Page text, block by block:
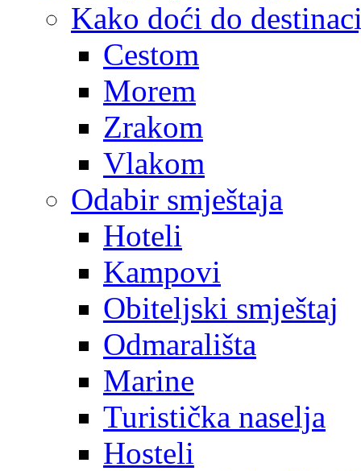
Kako doći do
Cestom
Morem
Zrakom
Vlakom
Odabir smještaja
Hoteli
Kampovi
Obiteljski smještaj
Odmarališta
Marine
Turistička naselja
Hosteli